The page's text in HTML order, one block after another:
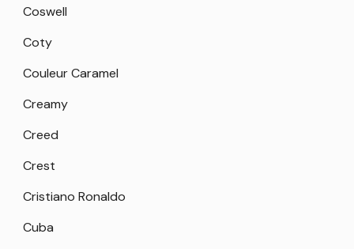
Coswell
Coty
Couleur Caramel
Creamy
Creed
Crest
Cristiano Ronaldo
Cuba